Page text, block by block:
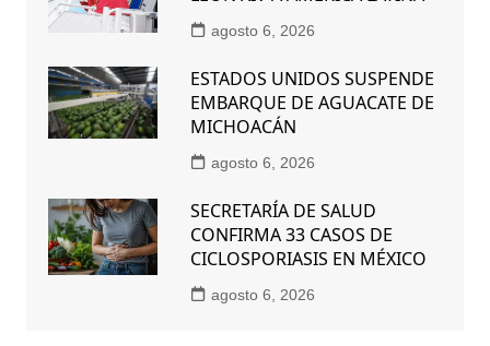
agosto 6, 2026
ESTADOS UNIDOS SUSPENDE
EMBARQUE DE AGUACATE DE
MICHOACÁN
agosto 6, 2026
SECRETARÍA DE SALUD
CONFIRMA 33 CASOS DE
CICLOSPORIASIS EN MÉXICO
agosto 6, 2026